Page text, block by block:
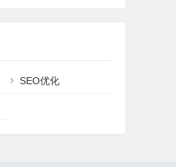
SEO优化